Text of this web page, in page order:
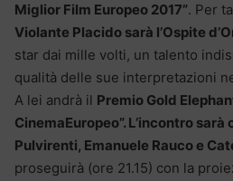
Miglior Film Europeo 2017”. Per
Violante Placido sarà l’Ospite
star dai mille volti, un talento
qualità delle sue interpretazioni
A lei andrà il Premio Gold
CinemaEuropeo”. L’incontro
Pulvirenti, Emanuele Rauco e
proseguirà (ore 21.15) con la